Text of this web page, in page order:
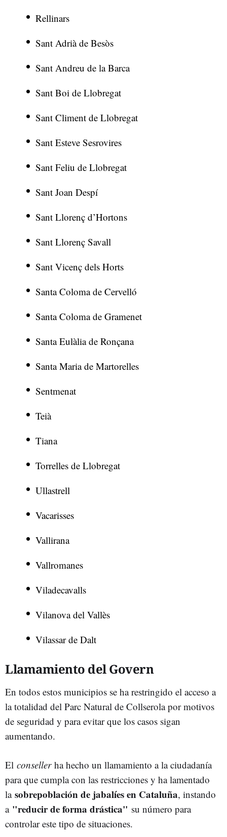
Rellinars
Sant Adrià de Besòs
Sant Andreu de la Barca
Sant Boi de Llobregat
Sant Climent de Llobregat
Sant Esteve Sesrovires
Sant Feliu de Llobregat
Sant Joan Despí
Sant Llorenç d’Hortons
Sant Llorenç Savall
Sant Vicenç dels Horts
Santa Coloma de Cervelló
Santa Coloma de Gramenet
Santa Eulàlia de Ronçana
Santa Maria de Martorelles
Sentmenat
Teià
Tiana
Torrelles de Llobregat
Ullastrell
Vacarisses
Vallirana
Vallromanes
Viladecavalls
Vilanova del Vallès
Vilassar de Dalt
Llamamiento del Govern
En todos estos municipios se ha restringido el acceso a
la totalidad del Parc Natural de Collserola por motivos
de seguridad y para evitar que los casos sigan
aumentando.
El consellerha hecho un llamamiento a la ciudadanía
para que cumpla con las restricciones y ha lamentado
la sobrepoblación de jabalíes en Cataluña, instando
a "reducir de forma drástica" su número para
controlar este tipo de situaciones.